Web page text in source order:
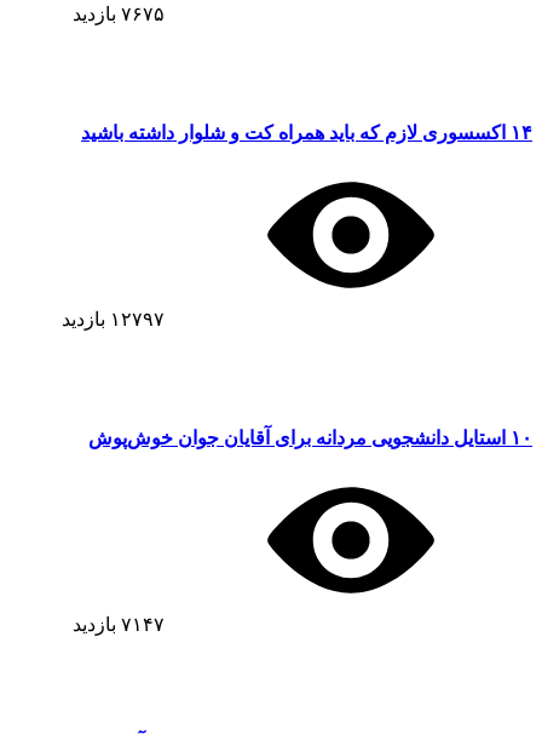
۷۶۷۵ بازدید
۱۴ اکسسوری‌ لازم که باید همراه کت و شلوار داشته باشید
۱۲۷۹۷ بازدید
۱۰ استایل دانشجویی مردانه برای آقایان جوان خوش‌پوش
۷۱۴۷ بازدید